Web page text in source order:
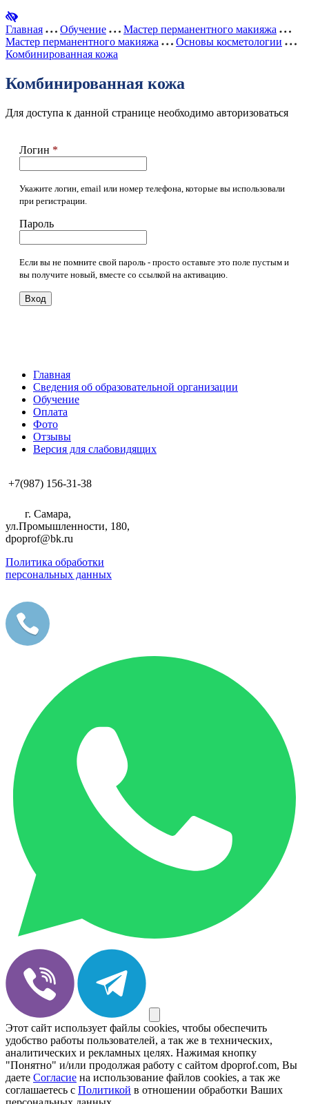
Главная Обучение
Мастер перманентного макияжа
Мастер перманентного макияжа
Основы косметологии
Комбинированная кожа
Комбинированная кожа
Для доступа к данной странице необходимо авторизоваться
Логин *
Укажите логин, email или номер телефона, которые вы использовали
при регистрации.
Пароль
Если вы не помните свой пароль - просто оставьте это поле пустым и
вы получите новый, вместе со ссылкой на активацию.
Вход
Главная
Сведения об образовательной организации
Обучение
Оплата
Фото
Отзывы
Версия для слабовидящих
+7(987) 156-31-38
г. Самара,
ул.Промышленности, 180,
dpoprof@bk.ru
Политика обработки
персональных данных
Этот сайт использует файлы cookies, чтобы обеспечить
удобство работы пользователей, а так же в технических,
аналитических и рекламных целях. Нажимая кнопку
"Понятно" и/или продолжая работу с сайтом dpoprof.com, Вы
даете Согласие на использование файлов cookies, а так же
соглашаетесь с Политикой в отношении обработки Ваших